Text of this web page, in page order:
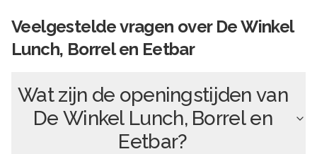
Veelgestelde vragen over De Winkel
Lunch, Borrel en Eetbar
Wat zijn de openingstijden van
De Winkel Lunch, Borrel en
Eetbar?